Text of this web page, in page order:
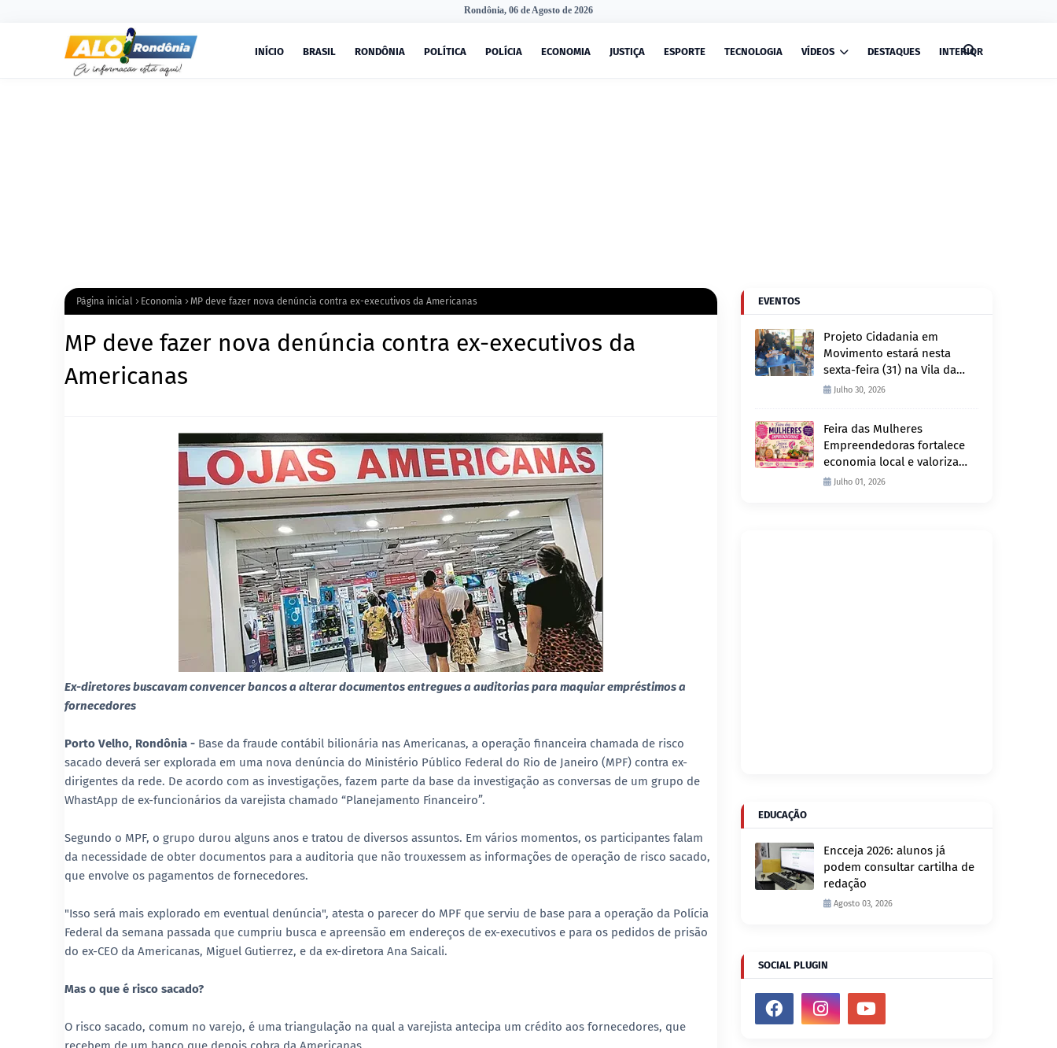
Rondônia, 06 de Agosto de 2026
INÍCIO BRASIL RONDÔNIA POLÍTICA POLÍCIA ECONOMIA JUSTIÇA ESPORTE TECNOLOGIA VÍDEOS DESTAQUES INTERIOR
Página inicial Economia MP deve fazer nova denúncia contra ex-executivos da Americanas
MP deve fazer nova denúncia contra ex-executivos da
Americanas
Ex-diretores buscavam convencer bancos a alterar documentos entregues a auditorias para maquiar empréstimos a
fornecedores
Porto Velho, Rondônia - Base da fraude contábil bilionária nas Americanas, a operação financeira chamada de risco
sacado deverá ser explorada em uma nova denúncia do Ministério Público Federal do Rio de Janeiro (MPF) contra ex-
dirigentes da rede. De acordo com as investigações, fazem parte da base da investigação as conversas de um grupo de
WhastApp de ex-funcionários da varejista chamado “Planejamento Financeiro”.
Segundo o MPF, o grupo durou alguns anos e tratou de diversos assuntos. Em vários momentos, os participantes falam
da necessidade de obter documentos para a auditoria que não trouxessem as informações de operação de risco sacado,
que envolve os pagamentos de fornecedores.
"Isso será mais explorado em eventual denúncia", atesta o parecer do MPF que serviu de base para a operação da Polícia
Federal da semana passada que cumpriu busca e apreensão em endereços de ex-executivos e para os pedidos de prisão
do ex-CEO da Americanas, Miguel Gutierrez, e da ex-diretora Ana Saicali.
Mas o que é risco sacado?
O risco sacado, comum no varejo, é uma triangulação na qual a varejista antecipa um crédito aos fornecedores, que
EVENTOS
Projeto Cidadania em
Movimento estará nesta
sexta-feira (31) na Vila da
Penha e sábado (1º) em
Julho 30, 2026
Feira das Mulheres
Empreendedoras fortalece
economia local e valoriza
produção feminina no
Julho 01, 2026
EDUCAÇÃO
Encceja 2026: alunos já
podem consultar cartilha de
redação
Agosto 03, 2026
SOCIAL PLUGIN